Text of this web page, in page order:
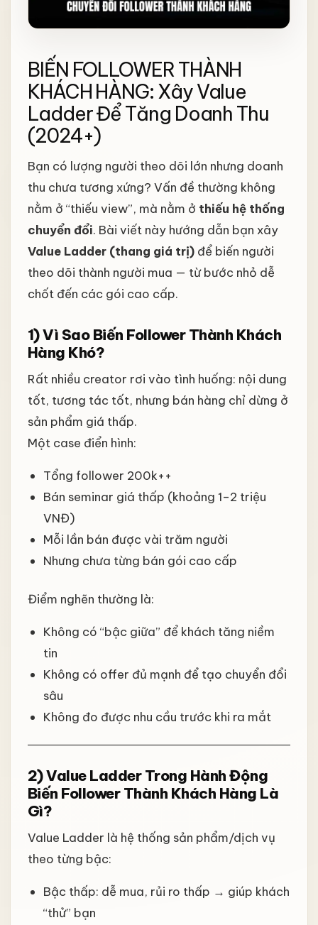
BIẾN FOLLOWER THÀNH
KHÁCH HÀNG: Xây Value
Ladder Để Tăng Doanh Thu
(2024+)
Bạn có lượng người theo dõi lớn nhưng doanh
thu chưa tương xứng? Vấn đề thường không
nằm ở “thiếu view”, mà nằm ở thiếu hệ thống
chuyển đổi. Bài viết này hướng dẫn bạn xây
Value Ladder (thang giá trị) để biến người
theo dõi thành người mua — từ bước nhỏ dễ
chốt đến các gói cao cấp.
1) Vì Sao Biến Follower Thành Khách
Hàng Khó?
Rất nhiều creator rơi vào tình huống: nội dung
tốt, tương tác tốt, nhưng bán hàng chỉ dừng ở
sản phẩm giá thấp.
Một case điển hình:
Tổng follower 200k++
Bán seminar giá thấp (khoảng 1–2 triệu
VNĐ)
Mỗi lần bán được vài trăm người
Nhưng chưa từng bán gói cao cấp
Điểm nghẽn thường là:
Không có “bậc giữa” để khách tăng niềm
tin
Không có offer đủ mạnh để tạo chuyển đổi
sâu
Không đo được nhu cầu trước khi ra mắt
2) Value Ladder Trong Hành Động
Biến Follower Thành Khách Hàng Là
Gì?
Value Ladder là hệ thống sản phẩm/dịch vụ
theo từng bậc:
Bậc thấp: dễ mua, rủi ro thấp → giúp khách
“thử” bạn